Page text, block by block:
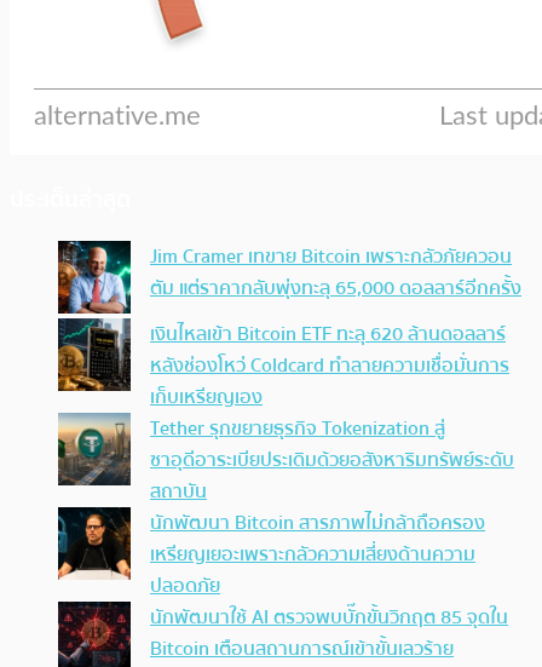
Jim Cramer เทขาย Bitcoin เพราะกลัวภัยควอน
ตัม แต่ราคากลับพุ่งทะลุ 65,000 ดอลลาร์อีกครั้ง
เงินไหลเข้า Bitcoin ETF ทะลุ 620 ล้านดอลลาร์
หลังช่องโหว่ Coldcard ทำลายความเชื่อมั่นการ
เก็บเหรียญเอง
Tether รุกขยายธุรกิจ Tokenization สู่
ซาอุดีอาระเบียประเดิมด้วยอสังหาริมทรัพย์ระดับ
สถาบัน
นักพัฒนา Bitcoin สารภาพไม่กล้าถือครอง
เหรียญเยอะเพราะกลัวความเสี่ยงด้านความ
ปลอดภัย
นักพัฒนาใช้ AI ตรวจพบบั๊กขั้นวิกฤต 85 จุดใน
Bitcoin เตือนสถานการณ์เข้าขั้นเลวร้าย